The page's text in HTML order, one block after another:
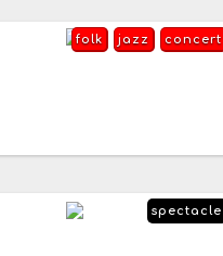
concert
jazz
folk
spectacle